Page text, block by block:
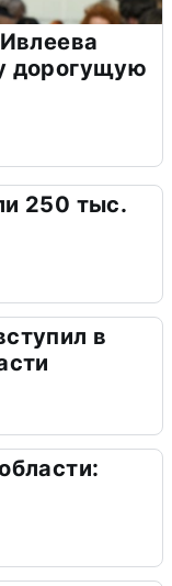
дорогущую
250 тыс.
в